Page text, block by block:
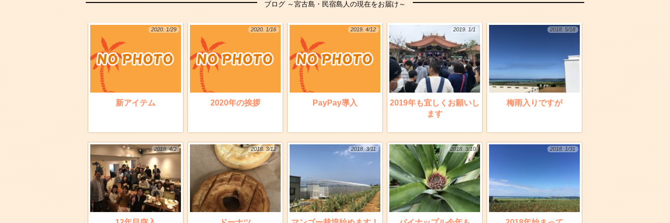
ブログ ～宮古島・民宿島人の現在をお届け～
2020. 1/29
新アイテム
2020. 1/16
2020年の挨拶
2019. 4/12
PayPay導入
2019. 1/1
2019年も宜しくお願いし
ます
2018. 5/18
梅雨入りですが
2018. 4/2 2018. 3/12 2018. 3/11 2018. 3/10 2018. 1/31